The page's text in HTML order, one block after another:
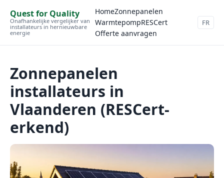
Quest for Quality
Onafhankelijke vergelijker van
installateurs in hernieuwbare
energie
HomeZonnepanelen
WarmtepompRESCert
Offerte aanvragen
FR
Zonnepanelen
installateurs in
Vlaanderen (RESCert-
erkend)